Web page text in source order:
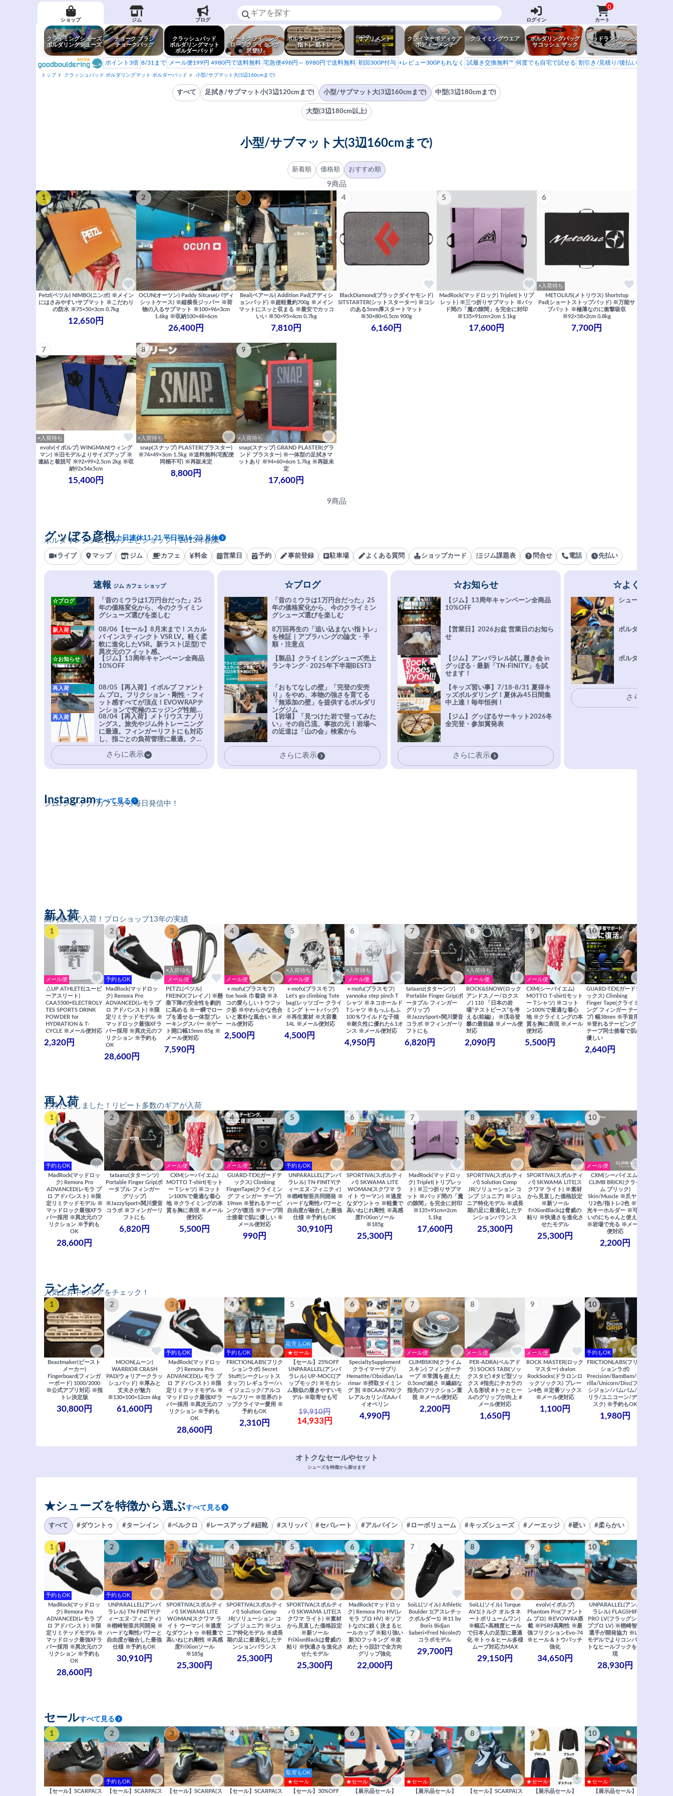
ショップ ジム ブログ ログイン
0
カート
クライミングシューズ
ボルダリングシューズ
チョーク ブラシ
チョークバッグ
クラッシュパッド
ボルダリングマット
ボルダーパッド
リードクライミング
ロープクライミング
沢登り
ボルダートレーニング
指トレ 筋トレ
サプリメント
クライマーボディケア
ボディーメンテ
クライミングウエア
ボルダリングバッグ
サコッシュ ザック
ヘッドランプ ランタン
ヘッデン
ポイント3倍 8/31まで メール便199円 4980円で送料無料 宅急便498円～ 8980円で送料無料 初回300P付与 +レビュー300Pもれなく 試履き交換無料™ 何度でも自宅で試せる 割引き/見積り/後払い
トップ クラッシュパッド ボルダリングマット ボルダーパッド 小型/サブマット大(3辺160cmまで)
すべて 足拭き/サブマット小(3辺120cmまで) 小型/サブマット大(3辺160cmまで) 中型(3辺180cmまで)
大型(3辺180cm以上)
小型/サブマット大(3辺160cmまで)
新着順 価格順 おすすめ順
9商品
1
Petzl(ペツル) NIMBO(ニンボ) ※メイン
にはさみやすいサブマット ※こだわり
の防水 ※75×50×3cm 0.7kg
12,650円
2
OCUN(オーツン) Paddy Sitcase(パディ
シットケース) ※縦横長ジッパー ※荷
物の入るサブマット ※100×96×3cm
1.6kg ※収納100×48×6cm
26,400円
3
Beal(ベアール) Addition Pad(アディシ
ョンパッド) ※超軽量約700g ※メイン
マットにスッと収まる ※最安でカッコ
いい ※50×95×4cm 0.7kg
7,810円
4
BlackDiamond(ブラックダイヤモンド)
SITSTARTER(シットスターター) ※コシ
のある5mm厚スタートマット
※50×80×0.5cm 900g
6,160円
5
MadRock(マッドロック) Triplet(トリプ
レット) ※三つ折りサブマット ※パッ
ド間の「魔の隙間」を完全に封印
※135×91cm×2cm 1.1kg
17,600円
6
×入荷待ち
METOLIUS(メトリウス) Shortstop
Pad(ショートストップパッド) ※万能サ
ブパット ※極薄なのに衝撃吸収
※92×58×2cm 0.8kg
7,700円
7
×入荷待ち
evolv(イボルブ) WINGMAN(ウィング
マン) ※旧モデルよりサイズアップ ※
連結と着脱可 ※92×99×2.5cm 2kg ※収
納92x54x5cm
15,400円
8
×入荷待ち
snap(スナップ) PLASTER(プラスター)
※74×49×3cm 1.5kg ※送料無料(宅配便
同梱不可) ※再販未定
8,800円
9
×入荷待ち
snap(スナップ) GRAND PLASTER(グラ
ンド プラスター) ※一体型の足拭きマ
ットあり ※94×60×6cm 1.7kg ※再販未
定
17,600円
9商品
ボルダリングジムとカフェとショップ｜2013年創業
グッぼる彦根土日連休11-21 平日祝16-23 月休
ライブ マップ ジム カフェ 料金 営業日 予約 事前登録 駐車場 よくある質問 ショップカード ジム課題表 問合せ 電話 先払い
速報 ジム カフェ ショップ
「昔のミウラは1万円台だった」25
年の価格変化から、今のクライミン
グシューズ選びを楽しむ
☆ブログ
08/06【セール】8月末まで！スカル
パ インスティンクト VSR LV。軽く柔
軟に進化したVSR。新ラスト(足型)で
異次元のフィット感。
新入荷
【ジム】13周年キャンペーン全商品
10%OFF
☆お知らせ
08/05【再入荷】イボルブ ファント
ム プロ。フリクション・剛性・フィ
ット感すべてが頂点！EVOWRAPテ
ンションで究極のエッジング性能を
実現。進化系ラバーEvo-74はTRAX
を凌駕する粘着力で極小ホールドに
安心感。
再入荷
08/04【再入荷】メトリウス ナノリ
ングス。旅先やジム外トレーニング
に最適。フィンガーリフトにも対応
し、指ごとの負荷管理に最適。クラ
イマーの指を本気で鍛えるギア。
再入荷
さらに表示
☆ブログ
「昔のミウラは1万円台だった」25
年の価格変化から、今のクライミン
グシューズ選びを楽しむ
8万回再生の「追い込まない指トレ」
を検証｜アブラハングの論文・手
順・注意点
【製品】クライミングシューズ売上
ランキング - 2025年下半期BEST3
「おもてなしの壁」「完登の安売
り」をやめ、本物の強さを育てる
「無添加の壁」を提供するボルダリ
ングジム
【岩場】「見つけた岩で登ってみた
い」その自己流、事故の元！岩場へ
の近道は「山の会」検索から
さらに表示
☆お知らせ
【ジム】13周年キャンペーン全商品
10%OFF
【営業日】2026お盆 営業日のお知ら
せ
【ジム】アンパラレル試し履き会 in
グッぼる - 最新「TN-FINITY」を試
せます！
【キッズ習い事】7/18-8/31 夏得キ
ッズボルダリング！夏休み45日間集
中上達！毎年恒例！
【ジム】グッぼるサーキット2026冬
全完登・参加賞発表
さらに表示
☆よくある質
シューズ選びFAQ
ボルダリング上達
ボルダリングトレ
さらに表示
ジム/ショップ/カフェから毎日発信中！
Instagramすべて見る
国内最速で入荷！プロショップ13年の実績
新入荷
1
メール便
△UP ATHLETE(ユーピ
ーアスリート)
CAA5500+ELECTROLY
TES SPORTS DRINK
POWDER for
HYDRATION & T-
CYCLE ※メール便対応
2,320円
2
予約もOK
MadRock(マッドロッ
ク) Remora Pro
ADVANCED(レモラ プ
ロ アドバンスト) ※限
定リミテッドモデル ※
マッドロック最強XFラ
バー採用 ※異次元のフ
リクション ※予約も
OK
28,600円
3
×入荷待ち
メール便
PETZL(ペツル)
FREINO(フレイノ) ※懸
垂下降の安全性を劇的
に高める ※一瞬でロー
プを通せる一体型ブレ
ーキングスパー ※ゲー
ト開口幅15mm 85g ※
メール便対応
7,590円
4
メール便
＋mofu(プラスモフ)
toe hook 巾着袋 ※ネ
コの愛らしいトウフッ
ク姿 ※やわらかな色合
いと素朴な風合い ※メ
ール便対応
2,500円
5
×入荷待ち
メール便
＋mofu(プラスモフ)
Let's go climbing Tote
bag(レッツゴー クライ
ミング トートバッグ)
※再生素材 ※大容量
14L ※メール便対応
4,500円
6
×入荷待ち
メール便
＋mofu(プラスモフ)
yannoka step pinch T
シャツ ※ネコホールド
Tシャツ ※もっふもふ
100％ワイルドな子猫
※耐久性に優れた6.1オ
ンス ※メール便対応
4,950円
7
tataanz(タターンツ)
Portable Finger Grip(ポ
ータブル フィンガー
グリップ)
※JazzySport×関川愛音
コラボ ※フィンガーリ
フトにも
6,820円
8
×入荷待ち
メール便
ROCK&SNOW(ロック
アンドスノー/ロクス
ノ) 110 「日本の岩
場“テストピース”を考
える(前編)」 ※渓谷登
攀の最前線 ※メール便
対応
2,090円
9
メール便
CXM(シーバイエム)
MOTTO T-shirt(モット
ー Tシャツ) ※コット
ン100%で最適な着心
地 ※クライミングの本
質を胸に表現 ※メール
便対応
5,500円
10
GUARD-TEX(ガードテ
ックス) Climbing
Finger Tape(クライミ
ング フィンガー テー
プ) 幅38mm ※手首用
※登れるテーピング ※
テープ同士接着で肌に
優しい
2,640円
お待たせしました！リピート多数のギアが入荷
再入荷
1
予約もOK
MadRock(マッドロッ
ク) Remora Pro
ADVANCED(レモラ プ
ロ アドバンスト) ※限
定リミテッドモデル ※
マッドロック最強XFラ
バー採用 ※異次元のフ
リクション ※予約も
OK
28,600円
2
tataanz(タターンツ)
Portable Finger Grip(ポ
ータブル フィンガー
グリップ)
※JazzySport×関川愛音
コラボ ※フィンガーリ
フトにも
6,820円
3
メール便
CXM(シーバイエム)
MOTTO T-shirt(モット
ー Tシャツ) ※コット
ン100%で最適な着心
地 ※クライミングの本
質を胸に表現 ※メール
便対応
5,500円
4
メール便
GUARD-TEX(ガードテ
ックス) Climbing
FingerTape(クライミン
グ フィンガー テープ)
19mm ※登れるテーピ
ングが復活 ※テープ同
士接着で肌に優しい ※
メール便対応
990円
5
予約もOK
UNPARALLEL(アンパ
ラレル) TN-FINITY(テ
ィーエヌ-フィニティ)
※楢崎智亜共同開発 ※
ハードな剛性パワーと
自由度が融合した最強
仕様 ※予約もOK
30,910円
6
SPORTIVA(スポルティ
バ) SKWAMA LITE
WOMAN(スクワマ ラ
イト ウーマン) ※適度
なダウントゥ ※軽量で
高いねじれ剛性 ※高感
度FriXionソール
※185g
25,300円
7
MadRock(マッドロッ
ク) Triplet(トリプレッ
ト) ※三つ折りサブマ
ット ※パッド間の「魔
の隙間」を完全に封印
※135×91cm×2cm
1.1kg
17,600円
8
SPORTIVA(スポルティ
バ) Solution Comp
JR(ソリューション コ
ンプ ジュニア) ※ジュ
ニア特化モデル ※成長
期の足に最適化したテ
ンションバランス
25,300円
9
SPORTIVA(スポルティ
バ) SKWAMA LITE(ス
クワマ ライト) ※素材
から見直した価格設定
※新ソール
FriXionBlackは脅威の
粘り ※快適さを進化さ
せたモデル
25,300円
10
メール便
CXM(シーバイエム)
CLIMB BRICK(クライ
ム ブリック)
Skin/Muscle ※爪ヤス
リ2色/指トレ2色 ※蓄
光キーホルダー ※可愛
いのにちゃんと使える
※岩場で光る ※メール
便対応
2,200円
人気上昇中のギアをチェック！
ランキング
1
Beastmaker(ビースト
メーカー)
Fingerboard(フィンガ
ーボード) 1000/2000
※公式アプリ対応 ※指
トレ決定版
30,800円
2
MOON(ムーン)
WARRIOR CRASH
PAD(ウォリアークラッ
シュパッド) ※厚みと
丈夫さが魅力
※130×100×12cm 6kg
61,600円
3
予約もOK
MadRock(マッドロッ
ク) Remora Pro
ADVANCED(レモラ プ
ロ アドバンスト) ※限
定リミテッドモデル ※
マッドロック最強XFラ
バー採用 ※異次元のフ
リクション ※予約も
OK
28,600円
4
予約もOK
FRICTIONLABS(フリク
ションラボ) Secret
Stuff(シークレットス
タッフ) レギュラー/ハ
イジェニック/アルコ
ールフリー ※世界のト
ップクライマー愛用 ※
予約もOK
2,310円
5
取寄もOK
★セール
【セール】25%OFF
UNPARALLEL(アンパ
ラレル) UP-MOCC(ア
ップモック) ※モカシ
ム類似の履きやすいモ
デル ※取寄せも可
19,910円
14,933円
6
SpecialtySupplement
クライマーサプリ
Hematite/Obsidian/La
rimar ※摂取タイミン
グ 別 ※BCAA6790/ク
レアルカリン/EAAバ
イオペリン
4,990円
7
メール便
CLIMBSKIN(クライム
スキン) フィンガーテ
ープ ※常識を超えた
0.5cmの細さ ※繊細な
指先のフリクション重
視 ※メール便対応
2,200円
8
メール便
PER-ADRA(ペルアド
ラ) SOCKS TABI(ソッ
クスタビ) #タビ型ソッ
クス #指先にチカラの
入る形状 #トゥとヒー
ルのグリップが向上 #
メール便対応
1,650円
9
メール便
ROCK MASTER(ロック
マスター) dralon
RockSocks(ドラロンロ
ックソックス) プレー
ン4色 ※定番ソックス
※メール便対応
1,100円
10
予約もOK
FRICTIONLABS(フリク
ションラボ)
Precision/BamBam/Go
rilla/Unicorn/Disc(プレ
シジョン/バムバム/ゴ
リラ/ユニコーン/ディ
スク) ※予約もOK
1,980円
オトクなセールやセット
シューズを特徴から探せます
★シューズを特徴から選ぶすべて見る
すべて #ダウントゥ #ターンイン #ベルクロ #レースアップ #紐靴 #スリッパ #セパレート #アルパイン #ローボリューム #キッズシューズ #ノーエッジ #硬い #柔らかい
1
予約もOK
MadRock(マッドロッ
ク) Remora Pro
ADVANCED(レモラ プ
ロ アドバンスト) ※限
定リミテッドモデル ※
マッドロック最強XFラ
バー採用 ※異次元のフ
リクション ※予約も
OK
28,600円
2
予約もOK
UNPARALLEL(アンパ
ラレル) TN-FINITY(テ
ィーエヌ-フィニティ)
※楢崎智亜共同開発 ※
ハードな剛性パワーと
自由度が融合した最強
仕様 ※予約もOK
30,910円
3
SPORTIVA(スポルティ
バ) SKWAMA LITE
WOMAN(スクワマ ラ
イト ウーマン) ※適度
なダウントゥ ※軽量で
高いねじれ剛性 ※高感
度FriXionソール
※185g
25,300円
4
SPORTIVA(スポルティ
バ) Solution Comp
JR(ソリューション コ
ンプ ジュニア) ※ジュ
ニア特化モデル ※成長
期の足に最適化したテ
ンションバランス
25,300円
5
SPORTIVA(スポルティ
バ) SKWAMA LITE(ス
クワマ ライト) ※素材
から見直した価格設定
※新ソール
FriXionBlackは脅威の
粘り ※快適さを進化さ
せたモデル
25,300円
6
MadRock(マッドロッ
ク) Remora Pro HV(レ
モラ プロ HV) ※ソフ
トなのに鋭く決まるヒ
ールカップ ※粘り強い
新3Dフッキング ※攻
めたトゥ設計で全方向
グリップ強化
22,000円
7
SoiLL(ソイル) Athletic
Boulder 1(アスレチッ
クボルダー1) ※11 by
Boris Bidjan
Saberi×Fred Nicoleの
コラボモデル
29,700円
8
SoiLL(ソイル) Torque
AV1(トルク オルタネ
ートボリュームワン)
※幅広+高精度ヒール
で日本人の足型に最適
化 ※トゥ＆ヒール多様
ムーブ対応力MAX
29,150円
9
evolv(イボルブ)
Phantom Pro(ファント
ム プロ) ※EVOWRA搭
載 ※PSR9高剛性 ※最
強フリクションEvo-74
※ヒール＆トウパッチ
強化
34,650円
10
UNPARALLEL(アンパ
ラレル) FLAGSHIP
PRO LV(フラッグシッ
ププロ LV) ※楢崎智亜
選手が開発協力 ※LV
モデルでよりコンパク
トなヒールフックを実
現
28,930円
セールすべて見る
1
【セール】SCARPA(ス
2
予約もOK
【セール】SCARPA(ス
3
【セール】SCARPA(ス
4
【セール】SCARPA(ス
5
取寄もOK
★セール
【セール】30%OFF
6
★セール
【展示品セール】
7
★セール
【展示品セール】
8
【セール】SCARPA(ス
9
★セール
【展示品セール】
10
★セール
【展示品セール】